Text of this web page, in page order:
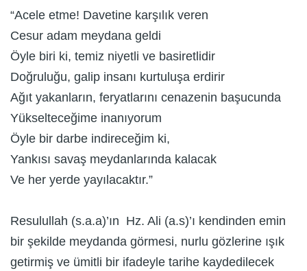
“Acele etme! Davetine karşılık veren
Cesur adam meydana geldi
Öyle biri ki, temiz niyetli ve basiretlidir
Doğruluğu, galip insanı kurtuluşa erdirir
Ağıt yakanların, feryatlarını cenazenin başucunda
Yükselteceğime inanıyorum
Öyle bir darbe indireceğim ki,
Yankısı savaş meydanlarında kalacak
Ve her yerde yayılacaktır.”
Resulullah (s.a.a)’ın Hz. Ali (a.s)’ı kendinden emin
bir şekilde meydanda görmesi, nurlu gözlerine ışık
getirmiş ve ümitli bir ifadeyle tarihe kaydedilecek